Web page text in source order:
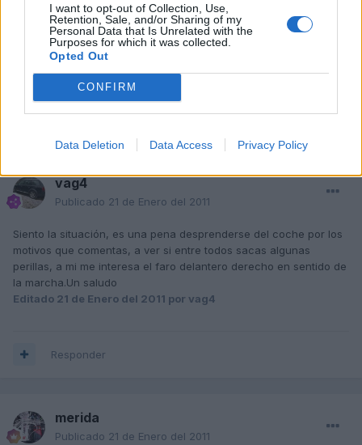
I want to opt-out of Collection, Use,
Retention, Sale, and/or Sharing of my
Personal Data that Is Unrelated with the
Purposes for which it was collected.
Opted Out
CONFIRM
Data Deletion Data Access Privacy Policy
saludos y mucho animo
vag4
Publicado 21 de Enero del 2011
Siento la situación, es una pena desprenderse del coche por los
motivos que comentas, a ver si entre todos sacas algunas
perillas, a mi me interesa el faro delantero derecho en sentido de
la marcha.Un saludo
Editado 21 de Enero del 2011 por vag4
Responder
merida
Publicado 21 de Enero del 2011